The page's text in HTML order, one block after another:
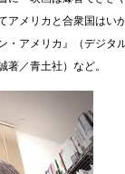
アメリカと合衆国はい
・アメリカ』（デジタ
／青土社）など。